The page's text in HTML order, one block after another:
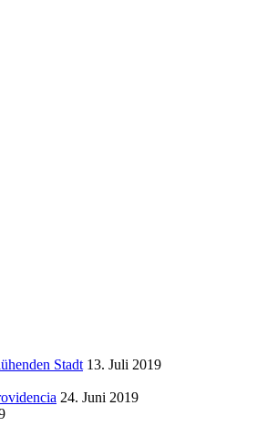
Stadt 13. Juli 2019
24. Juni 2019